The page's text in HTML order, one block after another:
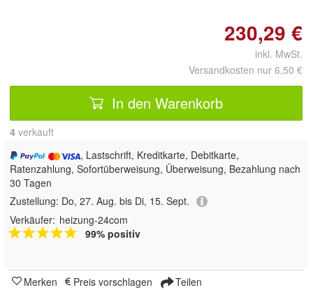
230,29 €
inkl. MwSt.
Versandkosten nur 6,50 €
In den Warenkorb
4 verkauft
, Lastschrift, Kreditkarte, Debitkarte,
Ratenzahlung, Sofortüberweisung, Überweisung, Bezahlung nach
30 Tagen
Zustellung: Do, 27. Aug. bis Di, 15. Sept.
Verkäufer: heizung-24com
99% positiv
Merken Preis vorschlagen Teilen